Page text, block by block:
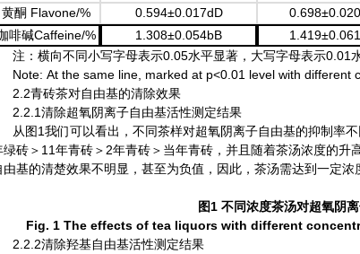
黄酮 Flavone/% 0.594±0.017dD
啡碱Caffeine/% 1.308±0.054bB
注：横向不同小写字母表示0.05水平显著，大写字母表示0.01
Note: At the same line, marked at p<0.01 level with
2.2青砖茶对自由基的清除效果
2.2.1清除超氧阴离子自由基活性测定结果
从图1我们可以看出，不同茶样对超氧阴离子自由基的抑制率
绿砖＞ 11年青砖＞ 2年青砖＞当年青砖，并且随着茶汤浓度的升
由基的清楚效果不明显，甚至为负值，因此，茶汤需达到一定浓
图1 不同浓度茶汤对超氧阴
Fig. 1 The effectsof tea liquors with different con
2.2.2清除羟基自由基活性测定结果